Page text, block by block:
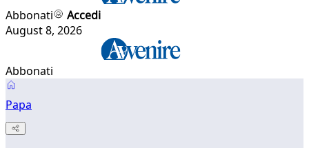
Abbonati
Accedi
August 8, 2026
Abbonati
Papa